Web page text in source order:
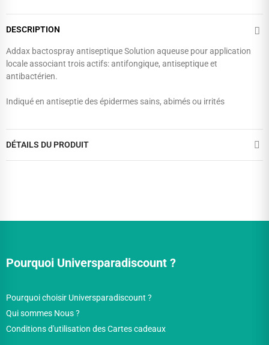
DESCRIPTION
Addax bactospray antiseptique Solution aqueuse pour application
locale associant trois actifs: antifongique, antiseptique et
antibactérien.
Indiqué en antiseptie des épidermes sains, abimés ou irrités
DÉTAILS DU PRODUIT
Pourquoi Universparadiscount ?
Pourquoi choisir Universparadiscount ?
Qui sommes Nous ?
Conditions d'utilisation des Cartes cadeaux